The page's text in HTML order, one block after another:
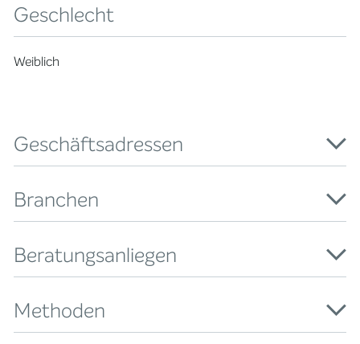
Geschlecht
Weiblich
Geschäftsadressen
Branchen
Beratungsanliegen
Methoden